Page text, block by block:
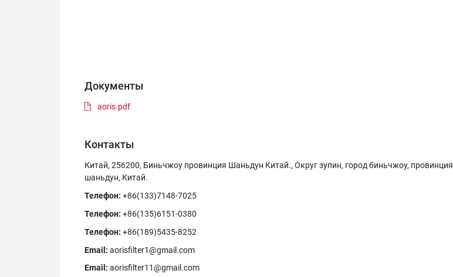
Документы
aoris.pdf
Контакты
Китай, 256200, Биньчжоу провинция Шаньдун Китай., Округ зупин, город биньчжоу, провинция
шаньдун, Китай.
Телефон: +86(133)7148-7025
Телефон: +86(135)6151-0380
Телефон: +86(189)5435-8252
Email: aorisfilter1@gmail.com
Email: aorisfilter11@gmail.com